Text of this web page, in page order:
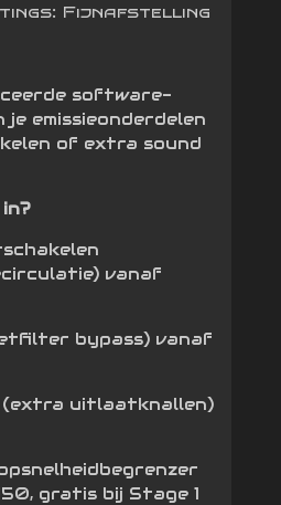
Fijnafstelling
software-
emissieonderdelen
of extra sound
vanaf
bypass) vanaf
uitlaatknallen)
gratis bij Stage 1